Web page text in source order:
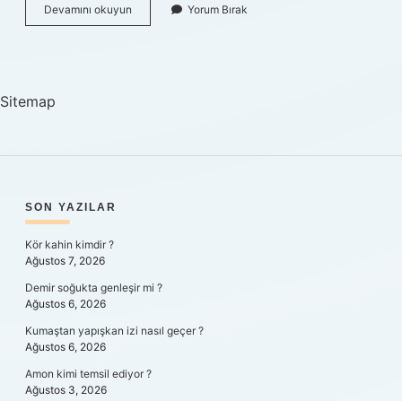
Devamını okuyun
Alkalidir
Yorum Bırak
Sitemap
SIDEBAR
SON YAZILAR
Kör kahin kimdir ?
Ağustos 7, 2026
Demir soğukta genleşir mi ?
Ağustos 6, 2026
Kumaştan yapışkan izi nasıl geçer ?
Ağustos 6, 2026
Amon kimi temsil ediyor ?
Ağustos 3, 2026